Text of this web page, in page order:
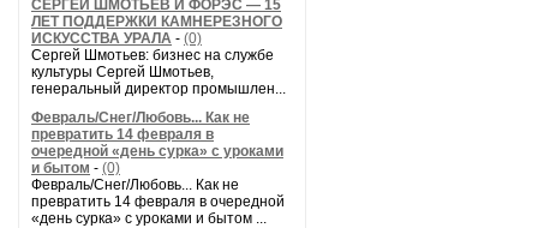
СЕРГЕЙ ШМОТЬЕВ И ФОРЭС — 15
ЛЕТ ПОДДЕРЖКИ КАМНЕРЕЗНОГО
ИСКУССТВА УРАЛА - (0)
Сергей Шмотьев: бизнес на службе
культуры Сергей Шмотьев,
генеральный директор промышлен...
Февраль/Снег/Любовь... Как не
превратить 14 февраля в
очередной «день сурка» с уроками
и бытом - (0)
Февраль/Снег/Любовь... Как не
превратить 14 февраля в очередной
«день сурка» с уроками и бытом ...